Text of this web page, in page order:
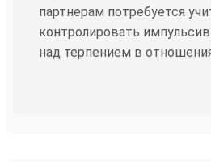
партнерам потребуется
контролировать
над терпением в